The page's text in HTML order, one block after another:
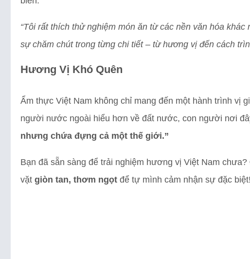
“Tôi rất thích thử nghiệm món ăn từ các nền văn hóa
sự chăm chút trong từng chi tiết – từ hương vị đến cách
Hương Vị Khó Quên
Ẩm thực Việt Nam không chỉ mang đến một hành trình vị
người nước ngoài hiểu hơn về đất nước, con người nơi
nhưng chứa đựng cả một thế giới.”
Bạn đã sẵn sàng để trải nghiệm hương vị Việt Nam
vặt giòn tan, thơm ngọt để tự mình cảm nhận sự đặc biệt!